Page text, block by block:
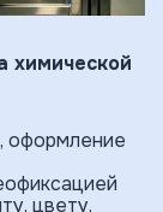
химической
оформление
цвету,